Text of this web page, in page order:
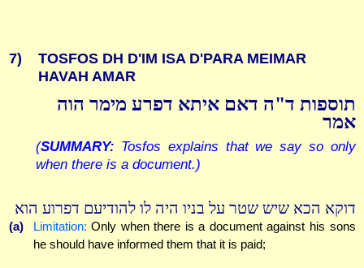
7)
TOSFOS DH D'IM ISA D'PARA MEIMAR
HAVAH AMAR
תוספות ד"ה דאם איתא דפרע מימר הוה
אמר
(SUMMARY: Tosfos explains that we say so only
when there is a document.)
דוקא הכא שיש שטר על בניו היה לו להודיעם דפרוע הוא
(a) Limitation: Only when there is a document against his sons
he should have informed them that it is paid;